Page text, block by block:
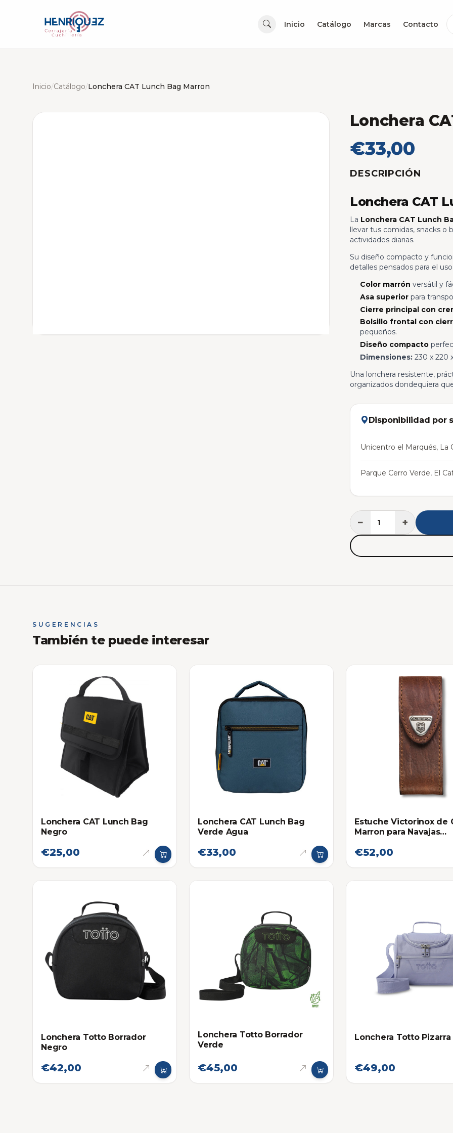
Inicio Catálogo Marcas Contacto
Inicio/Catálogo/Lonchera CAT Lunch Bag Marron
Lonchera
€33,00
DESCRIPCIÓN
Lonchera CAT
La Lonchera CAT Lunch
llevar tus comidas, snacks o
actividades diarias.
Su diseño compacto y
detalles pensados para el
Color marrón versátil y
Asa superiorpara
Cierre principal con
Bolsillo frontal con
pequeños.
Diseño compacto
Dimensiones: 230 x 220
Una lonchera resistente,
organizados dondequiera
Disponibilidad por
Unicentro el Marqués, La
Parque Cerro Verde, El
− +
SUGERENCIAS
También te puede interesar
Lonchera CAT Lunch Bag
Negro
€25,00
Lonchera CAT Lunch Bag
Verde Agua
€33,00
Estuche Victorinox de
Marron para Navajas
€52,00
Lonchera Totto Borrador
Negro
€42,00
Lonchera Totto Borrador
Verde
€45,00
Lonchera Totto Pizarra
€49,00